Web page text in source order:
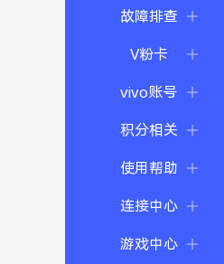
故障排查
V粉卡
vivo账号
积分相关
使用帮助
连接中心
游戏中心